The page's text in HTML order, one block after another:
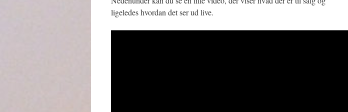
ligeledes hvordan det ser ud live.